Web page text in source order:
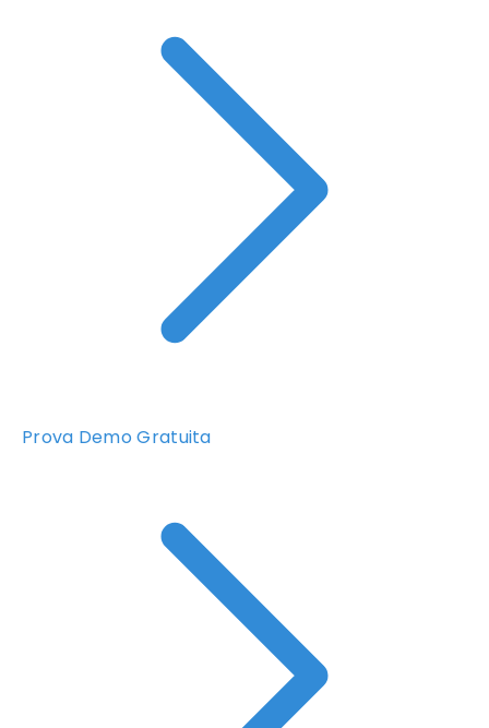
Prova Demo Gratuita